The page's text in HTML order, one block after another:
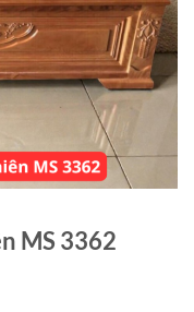
MS 3362